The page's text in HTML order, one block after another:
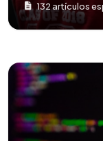
132 artículos